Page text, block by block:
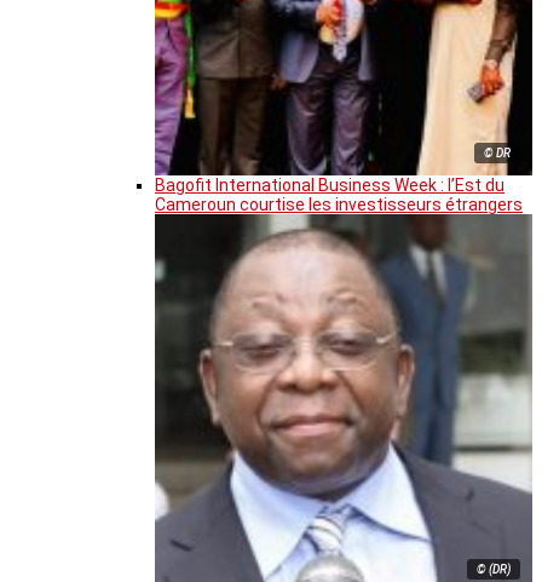
© DR
Bagofit International Business Week : l’Est du
Cameroun courtise les investisseurs étrangers
© (DR)